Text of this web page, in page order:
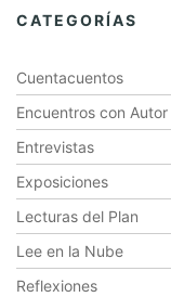
CATEGORÍAS
Cuentacuentos
Encuentros con Autor
Entrevistas
Exposiciones
Lecturas del Plan
Lee en la Nube
Reflexiones